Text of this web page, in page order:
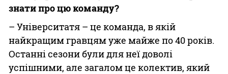
знати про цю команду?
– Університатя – це команда, в якій
найкращим гравцям уже майже по 40 років.
Останні сезони були для неї доволі
успішними, але загалом це колектив, який